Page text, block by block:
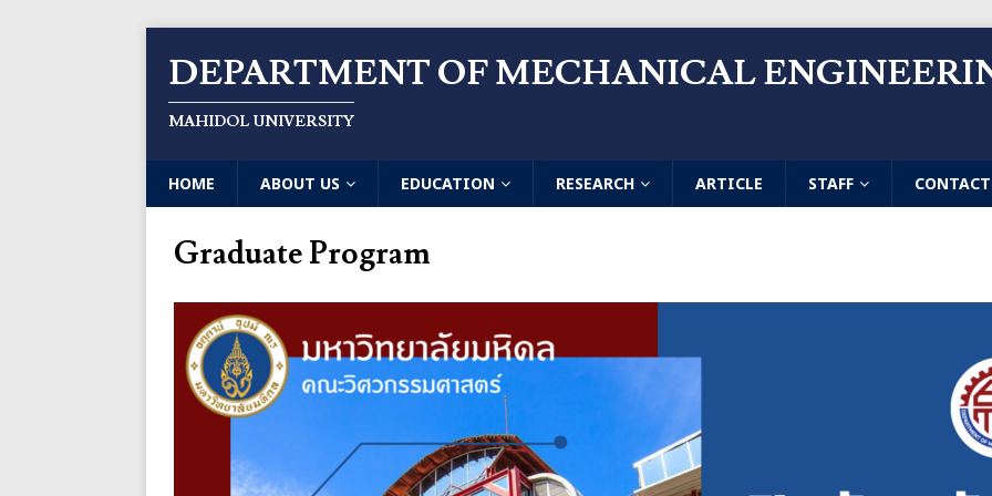
DEPARTMENT OF MECHANICAL
MAHIDOL UNIVERSITY
HOME ABOUT US EDUCATION RESEARCH ARTICLE STAFF CONTACT
Graduate Program